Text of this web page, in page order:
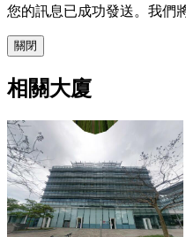
您的訊息已成功發送。我們
關閉
相關大廈